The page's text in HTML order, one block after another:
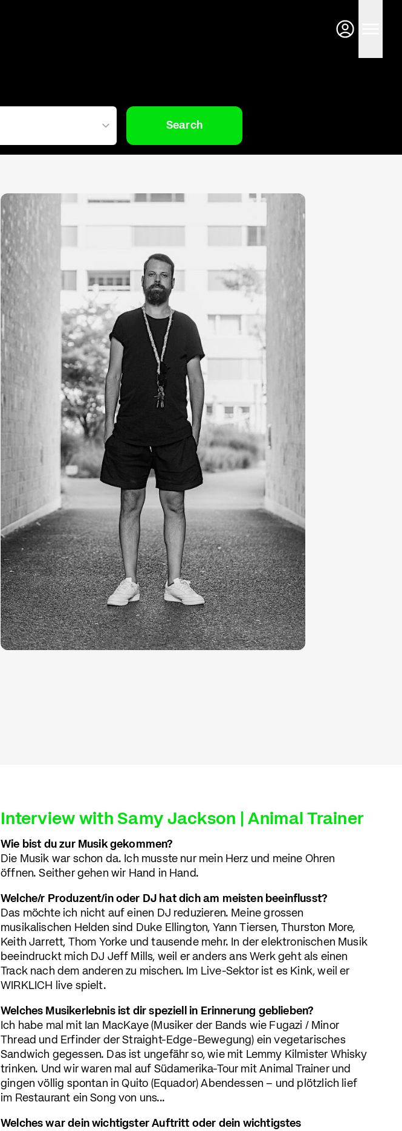
Search
Interview with Samy Jackson | Animal Trainer
Wie bist du zur Musik gekommen?
Die Musik war schon da. Ich musste nur mein Herz und meine Ohren
öffnen. Seither gehen wir Hand in Hand.
Welche/r Produzent/in oder DJ hat dich am meisten beeinflusst?
Das möchte ich nicht auf einen DJ reduzieren. Meine grossen
musikalischen Helden sind Duke Ellington, Yann Tiersen, Thurston More,
Keith Jarrett, Thom Yorke und tausende mehr. In der elektronischen Musik
beeindruckt mich DJ Jeff Mills, weil er anders ans Werk geht als einen
Track nach dem anderen zu mischen. Im Live-Sektor ist es Kink, weil er
WIRKLICH live spielt.
Welches Musikerlebnis ist dir speziell in Erinnerung geblieben?
Ich habe mal mit Ian MacKaye (Musiker der Bands wie Fugazi / Minor
Thread und Erfinder der Straight-Edge-Bewegung) ein vegetarisches
Sandwich gegessen. Das ist ungefähr so, wie mit Lemmy Kilmister Whisky
trinken. Und wir waren mal auf Südamerika-Tour mit Animal Trainer und
gingen völlig spontan in Quito (Equador) Abendessen – und plötzlich lief
im Restaurant ein Song von uns...
Welches war dein wichtigster Auftritt oder dein wichtigstes